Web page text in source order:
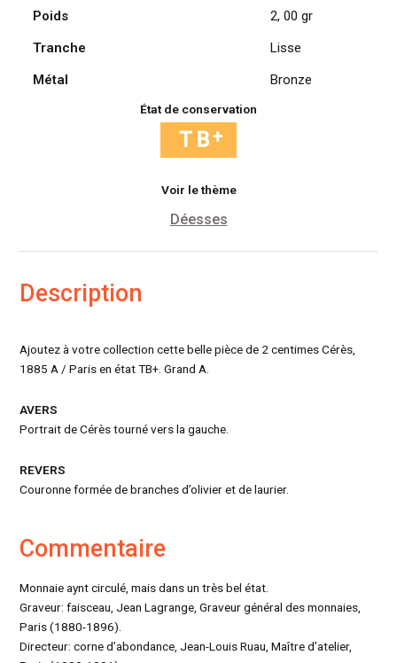
Poids
2, 00 gr
Tranche
Lisse
Métal
Bronze
État de conservation
Voir le thème
Déesses
Description
Ajoutez à votre collection cette belle pièce de 2 centimes Cérès,
1885 A / Paris en état TB+. Grand A.
AVERS
Portrait de Cérès tourné vers la gauche.
REVERS
Couronne formée de branches d’olivier et de laurier.
Commentaire
Monnaie aynt circulé, mais dans un très bel état.
Graveur: faisceau, Jean Lagrange, Graveur général des monnaies,
Paris (1880-1896).
Directeur: corne d’abondance, Jean-Louis Ruau, Maître d’atelier,